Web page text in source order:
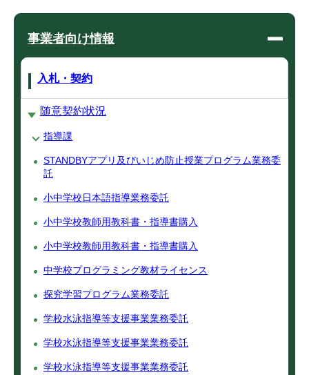
事業者向け情報
入札・契約
随意契約状況
指導課
STANDBYアプリ及びいじめ防止授業プログラム業務委
託
小中学校日本語指導業務委託
小中学校教師用教科書・指導書購入
小中学校教師用教科書・指導書購入
中学校プログラミング教材ライセンス
探究学習プログラム業務委託
学校水泳指導等支援事業業務委託
学校水泳指導等支援事業業務委託
学校水泳指導等支援事業業務委託